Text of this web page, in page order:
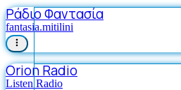
Ράδιο Φαντασία
fantasia.mitilini
Orion Radio
Listen Radio